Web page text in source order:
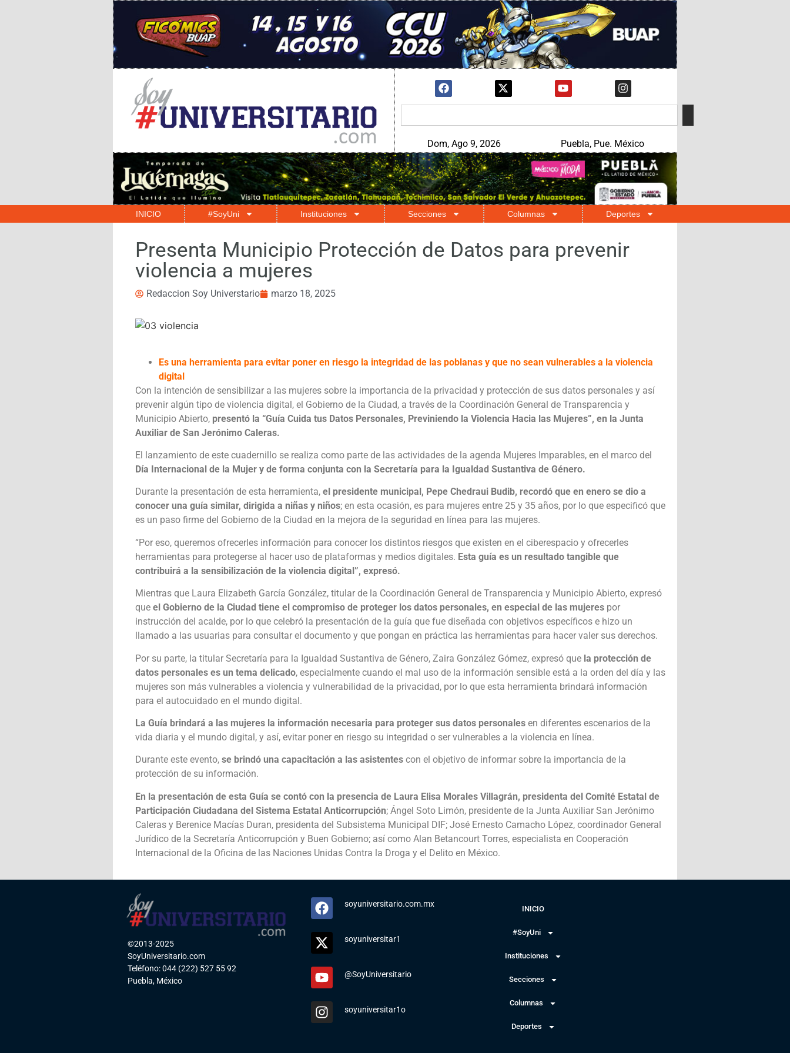
Dom, Ago 9, 2026 Puebla, Pue. México
INICIO #SoyUni Instituciones Secciones Columnas Deportes
Presenta Municipio Protección de Datos para prevenir
violencia a mujeres
Redaccion Soy Universtario marzo 18, 2025
Es una herramienta para evitar poner en riesgo la integridad de las poblanas y que no sean vulnerables a la violencia
digital
Con la intención de sensibilizar a las mujeres sobre la importancia de la privacidad y protección de sus datos personales y así
prevenir algún tipo de violencia digital, el Gobierno de la Ciudad, a través de la Coordinación General de Transparencia y
Municipio Abierto, presentó la “Guía Cuida tus Datos Personales, Previniendo la Violencia Hacia las Mujeres”, en la Junta
Auxiliar de San Jerónimo Caleras.
El lanzamiento de este cuadernillo se realiza como parte de las actividades de la agenda Mujeres Imparables, en el marco del
Día Internacional de la Mujer y de forma conjunta con la Secretaría para la Igualdad Sustantiva de Género.
Durante la presentación de esta herramienta,el presidente municipal, Pepe Chedraui Budib, recordó que en enero se dio a
conocer una guía similar, dirigida a niñas y niños; en esta ocasión, es para mujeres entre 25 y 35 años, por lo que especificó que
es un paso firme del Gobierno de la Ciudad en la mejora de la seguridad en línea para las mujeres.
“Por eso, queremos ofrecerles información para conocer los distintos riesgos que existen en el ciberespacio y ofrecerles
herramientas para protegerse al hacer uso de plataformas y medios digitales. Esta guía es un resultado tangible que
contribuirá a la sensibilización de la violencia digital”, expresó.
Mientras que Laura Elizabeth García González, titular de la Coordinación General de Transparencia y Municipio Abierto, expresó
queel Gobierno de la Ciudad tiene el compromiso de proteger los datos personales, en especial de las mujeres por
instrucción del acalde, por lo que celebró la presentación de la guía que fue diseñada con objetivos específicos e hizo un
llamado a las usuarias para consultar el documento y que pongan en práctica las herramientas para hacer valer sus derechos.
Por su parte, la titular Secretaría para la Igualdad Sustantiva de Género, Zaira González Gómez, expresó que la protección de
datos personales es un tema delicado, especialmente cuando el mal uso de la información sensible está a la orden del día y las
mujeres son más vulnerables a violencia y vulnerabilidad de la privacidad, por lo que esta herramienta brindará información
para el autocuidado en el mundo digital.
La Guía brindará a las mujeres la información necesaria para proteger sus datos personales en diferentes escenarios de la
vida diaria y el mundo digital, y así, evitar poner en riesgo su integridad o ser vulnerables a la violencia en línea.
Durante este evento,se brindó una capacitación a las asistentes con el objetivo de informar sobre la importancia de la
protección de su información.
En la presentación de esta Guía se contó con la presencia de Laura Elisa Morales Villagrán, presidenta del Comité Estatal de
Participación Ciudadana del Sistema Estatal Anticorrupción; Ángel Soto Limón, presidente de la Junta Auxiliar San Jerónimo
Caleras y Berenice Macías Duran, presidenta del Subsistema Municipal DIF; José Ernesto Camacho López, coordinador General
Jurídico de la Secretaría Anticorrupción y Buen Gobierno; así como Alan Betancourt Torres, especialista en Cooperación
Internacional de la Oficina de las Naciones Unidas Contra la Droga y el Delito en México.
©2013-2025
SoyUniversitario.com
Teléfono: 044 (222) 527 55 92
Puebla, México
soyuniversitario.com.mx
soyuniversitar1
@SoyUniversitario
soyuniversitar1o
INICIO
#SoyUni
Instituciones
Secciones
Columnas
Deportes